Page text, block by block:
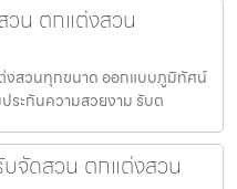
น ตกแต่งสวน
งสวนทุกขนาด ออกแบบภูมิทัศน์
ระกันความสวยงาม รับต
จัดสวน ตกแต่งสวน